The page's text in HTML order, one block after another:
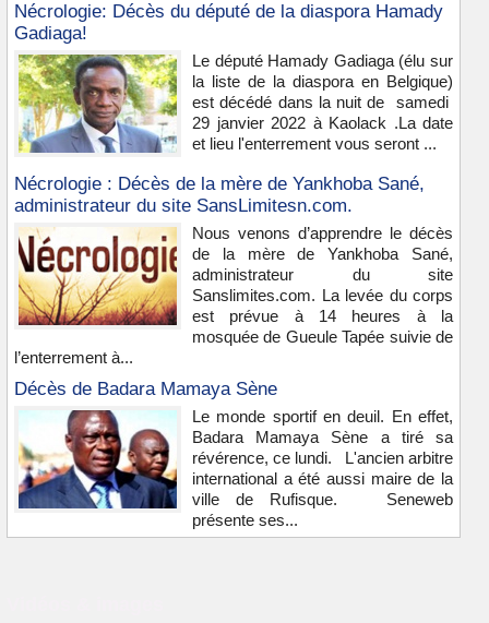
Nécrologie: Décès du député de la diaspora Hamady
Gadiaga!
Le député Hamady Gadiaga (élu sur
la liste de la diaspora en Belgique)
est décédé dans la nuit de samedi
29 janvier 2022 à Kaolack .La date
et lieu l'enterrement vous seront ...
Nécrologie : Décès de la mère de Yankhoba Sané,
administrateur du site SansLimitesn.com.
Nous venons d’apprendre le décès
de la mère de Yankhoba Sané,
administrateur du site
Sanslimites.com. La levée du corps
est prévue à 14 heures à la
mosquée de Gueule Tapée suivie de
l’enterrement à...
Décès de Badara Mamaya Sène
Le monde sportif en deuil. En effet,
Badara Mamaya Sène a tiré sa
révérence, ce lundi. L'ancien arbitre
international a été aussi maire de la
ville de Rufisque. Seneweb
présente ses...